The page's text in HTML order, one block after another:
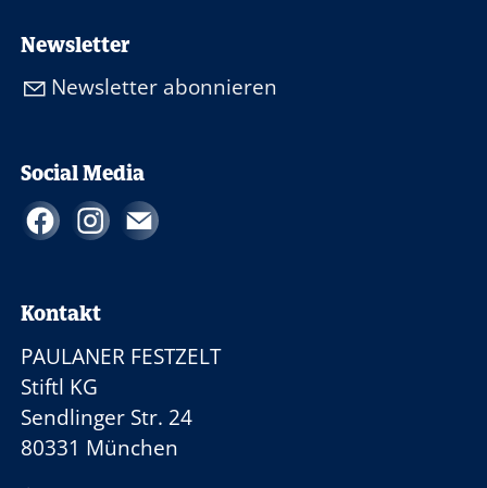
Newsletter
Newsletter abonnieren
Social Media
Kontakt
PAULANER FESTZELT
Stiftl KG
Sendlinger Str. 24
80331 München